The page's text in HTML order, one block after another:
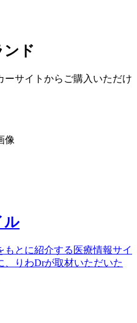
ド
ーサイトからご購入いただけ
ル
とに紹介する医療情報サイ
、りわDrが取材いただいた